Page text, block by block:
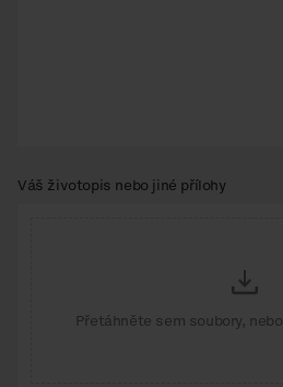
Váš životopis nebo jiné přílohy
Přetáhněte sem soubory, nebo